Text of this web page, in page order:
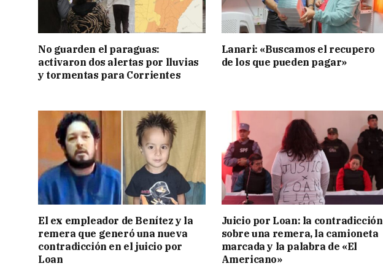
No guarden el paraguas:
activaron dos alertas por lluvias
y tormentas para Corrientes
Lanari: «Buscamos el recupero
de los que pueden pagar»
El ex empleador de Benítez y la
remera que generó una nueva
contradicción en el juicio por
Loan
Juicio por Loan: la contradicción
sobre una remera, la camioneta
marcada y la palabra de «El
Americano»